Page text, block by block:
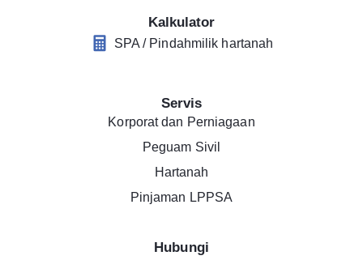
Kalkulator
SPA / Pindahmilik hartanah
Servis
Korporat dan Perniagaan
Peguam Sivil
Hartanah
Pinjaman LPPSA
Hubungi